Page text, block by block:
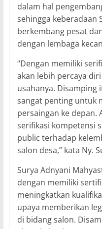
dalam hal
sehingga keberadaan
berkembang pesat
dengan lembaga
“Dengan memiliki
akan lebih percaya
usahanya.
sangat penting untuk
persaingan ke depan.
serifikasi kompetensi
public terhadap
salon desa,” kata Ny.
Surya Adnyani
dengan memiliki
meningkatkan
upaya memberikan
di bidang salon.